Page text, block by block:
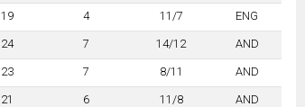
19 4 11/7 ENG
24 7 14/12 AND
23 7 8/11 AND
21 6 11/8 AND